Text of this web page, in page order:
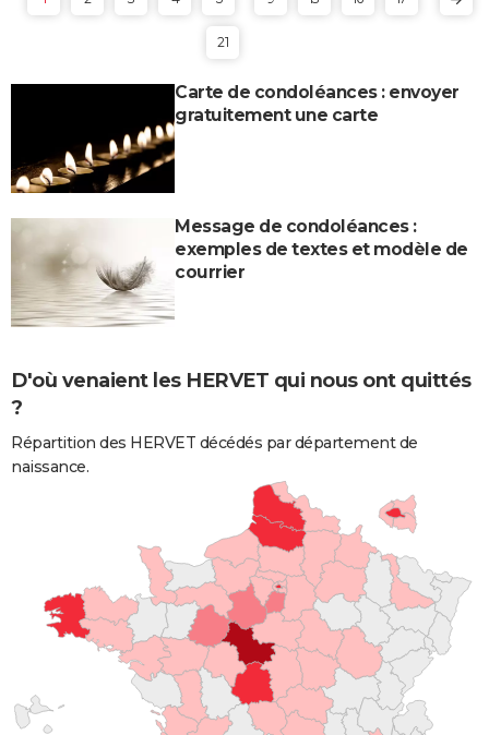
21
Carte de condoléances : envoyer
gratuitement une carte
Message de condoléances :
exemples de textes et modèle de
courrier
D'où venaient les HERVET qui nous ont quittés
?
Répartition des HERVET décédés par département de
naissance.